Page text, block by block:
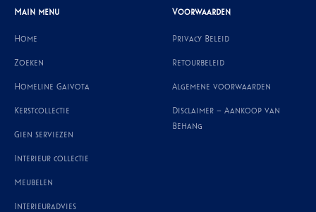
Main menu
Home
Zoeken
Homeline Gaivota
Kerstcollectie
Gien serviezen
Interieur collectie
Meubelen
Interieuradvies
Voorwaarden
Privacy Beleid
Retourbeleid
Algemene voorwaarden
Disclaimer – Aankoop van
Behang